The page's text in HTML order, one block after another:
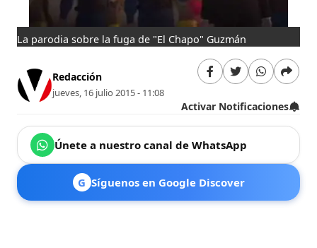
La parodia sobre la fuga de "El Chapo" Guzmán
Redacción
jueves, 16 julio 2015 - 11:08
Activar Notificaciones
Únete a nuestro canal de WhatsApp
G Síguenos en Google Discover